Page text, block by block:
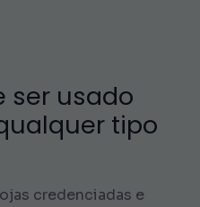
ser usado
tipo
credenciadas e